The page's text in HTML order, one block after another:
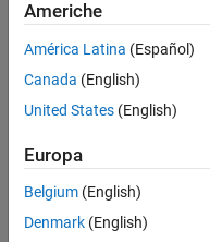
Americhe
América Latina (Español)
Canada (English)
United States (English)
Europa
Belgium (English)
Denmark (English)
Centro di fiducia